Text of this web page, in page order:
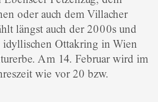
oder auch dem Villacher
längst auch der 2000s und
idyllischen Ottakring in Wien
Am 14. Februar wird im
wie vor 20 bzw.